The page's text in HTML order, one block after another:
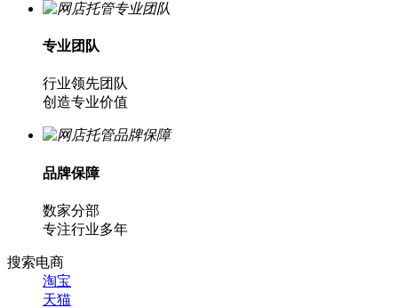
专业团队
行业领先团队
创造专业价值
品牌保障
数家分部
专注行业多年
搜索电商
淘宝
天猫